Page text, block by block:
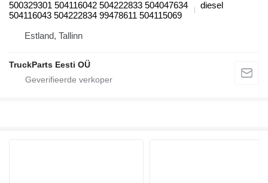
500329301 504116042 504222833 504047634
504116043 504222834 99478611 504115069
diesel
Estland, Tallinn
TruckParts Eesti OÜ